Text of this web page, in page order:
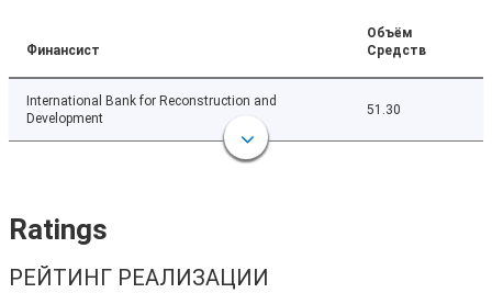
Финансист
Объём
Средств
International Bank for Reconstruction and
Development
51.30
Ratings
РЕЙТИНГ РЕАЛИЗАЦИИ